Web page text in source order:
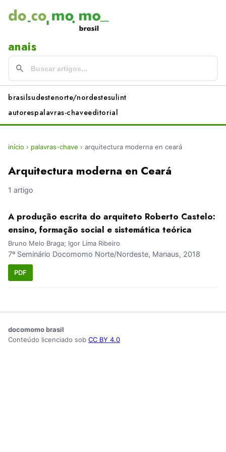
anais
brasilsudestenorte/nordestesulint
autorespalavras-chaveeditorial
início › palavras-chave › arquitectura moderna en ceará
Arquitectura moderna en Ceará
1 artigo
A produção escrita do arquiteto Roberto Castelo:
ensino, formação social e sistemática teórica
Bruno Melo Braga; Igor Lima Ribeiro
7º Seminário Docomomo Norte/Nordeste, Manaus, 2018
PDF
docomomo brasil
Conteúdo licenciado sob CC BY 4.0